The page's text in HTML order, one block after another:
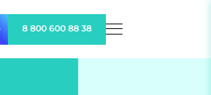
8 800 600 88 38